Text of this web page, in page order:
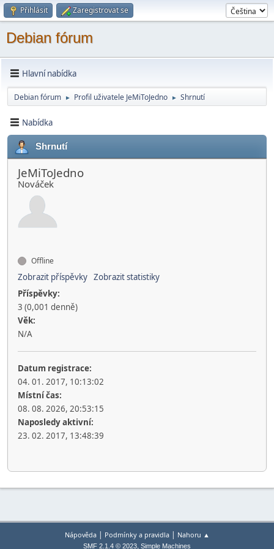
Přihlásit Zaregistrovat se
Debian fórum
Hlavní nabídka
Debian fórum ► Profil uživatele JeMiToJedno ► Shrnutí
Nabídka
Shrnutí
JeMiToJedno
Nováček
Offline
Zobrazit příspěvky Zobrazit statistiky
Příspěvky:
3 (0,001 denně)
Věk:
N/A
Datum registrace:
04. 01. 2017, 10:13:02
Místní čas:
08. 08. 2026, 20:53:15
Naposledy aktivní:
23. 02. 2017, 13:48:39
Nápověda| Podmínky a pravidla| Nahoru ▲
SMF 2.1.4 © 2023, Simple Machines